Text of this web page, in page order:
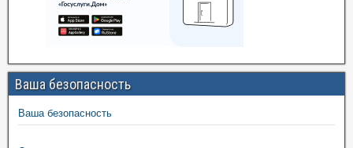
Ваша безопасность
Ваша безопасность